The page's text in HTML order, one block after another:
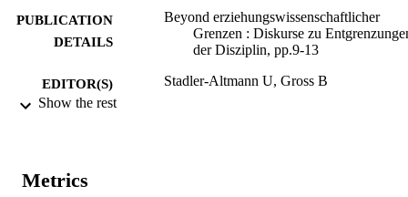
PUBLICATION
DETAILS
Beyond erziehungswissenschaftlicher
Grenzen : Diskurse zu
der Disziplin, pp.9-13
EDITOR(S) Stadler-Altmann U, Gross B
Show the rest
Metrics